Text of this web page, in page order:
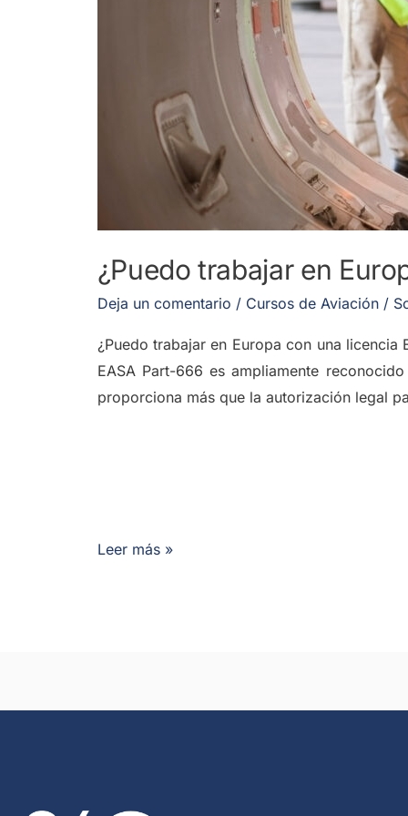
¿Puedo trabajar en
Deja un comentario / Cursos de Aviación/
¿Puedo trabajar en Europa con una
EASA Part-666 es ampliamente
proporciona más que la autorización legal
Leer más »